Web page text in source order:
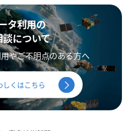
タ利用の
談について
やご不明点のある方へ
しくはこちら